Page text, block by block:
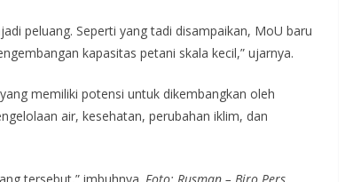
peluang. Seperti yang tadi disampaikan, MoU baru
kapasitas petani skala kecil,” ujarnya.
memiliki potensi untuk dikembangkan oleh
air, kesehatan, perubahan iklim, dan